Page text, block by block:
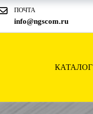
ПОЧТА
info@ngscom.ru
КАТАЛОГ